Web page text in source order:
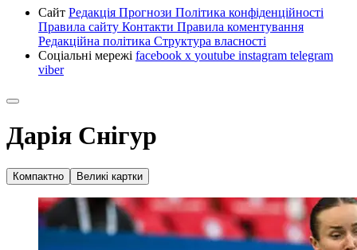
Сайт Редакція Прогнози Політика конфіденційності
Правила сайту Контакти Правила коментування
Редакційна політика Структура власності
Соціальні мережі facebook x youtube instagram telegram
viber
Дарія Снігур
Компактно Великі картки